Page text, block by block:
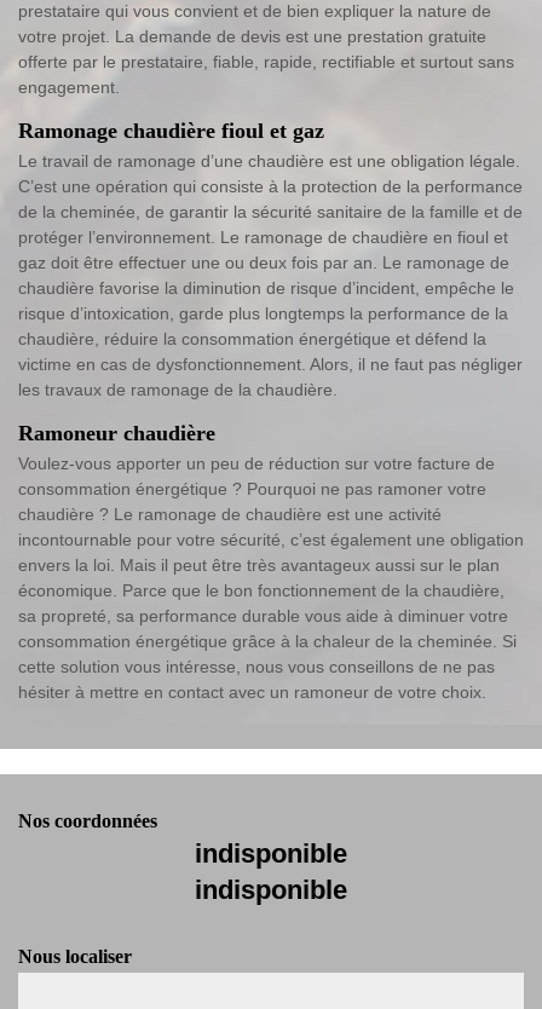
prestataire qui vous convient et de bien expliquer la nature de
votre projet. La demande de devis est une prestation gratuite
offerte par le prestataire, fiable, rapide, rectifiable et surtout sans
engagement.
Ramonage chaudière fioul et gaz
Le travail de ramonage d’une chaudière est une obligation légale.
C’est une opération qui consiste à la protection de la performance
de la cheminée, de garantir la sécurité sanitaire de la famille et de
protéger l’environnement. Le ramonage de chaudière en fioul et
gaz doit être effectuer une ou deux fois par an. Le ramonage de
chaudière favorise la diminution de risque d’incident, empêche le
risque d’intoxication, garde plus longtemps la performance de la
chaudière, réduire la consommation énergétique et défend la
victime en cas de dysfonctionnement. Alors, il ne faut pas négliger
les travaux de ramonage de la chaudière.
Ramoneur chaudière
Voulez-vous apporter un peu de réduction sur votre facture de
consommation énergétique ? Pourquoi ne pas ramoner votre
chaudière ? Le ramonage de chaudière est une activité
incontournable pour votre sécurité, c’est également une obligation
envers la loi. Mais il peut être très avantageux aussi sur le plan
économique. Parce que le bon fonctionnement de la chaudière,
sa propreté, sa performance durable vous aide à diminuer votre
consommation énergétique grâce à la chaleur de la cheminée. Si
cette solution vous intéresse, nous vous conseillons de ne pas
hésiter à mettre en contact avec un ramoneur de votre choix.
Nos coordonnées
indisponible
indisponible
Nous localiser